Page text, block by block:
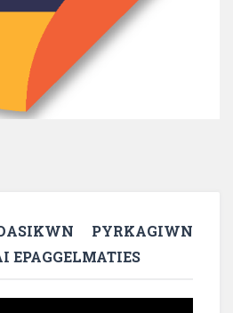
PYRKAGIWN
EPAGGELMATIES